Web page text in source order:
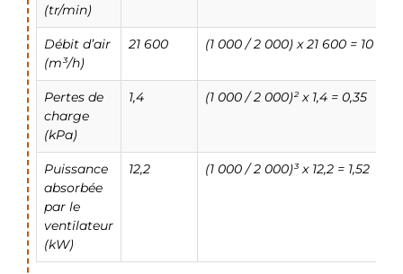
(tr/min)
Débit d’air
(m³/h)
21 600 (1 000 / 2 000) x 21 600 = 10 800
Pertes de
charge
(kPa)
1,4 (1 000 / 2 000)² x 1,4 = 0,35
Puissance
absorbée
par le
ventilateur
(kW)
12,2 (1 000 / 2 000)³ x 12,2 = 1,52